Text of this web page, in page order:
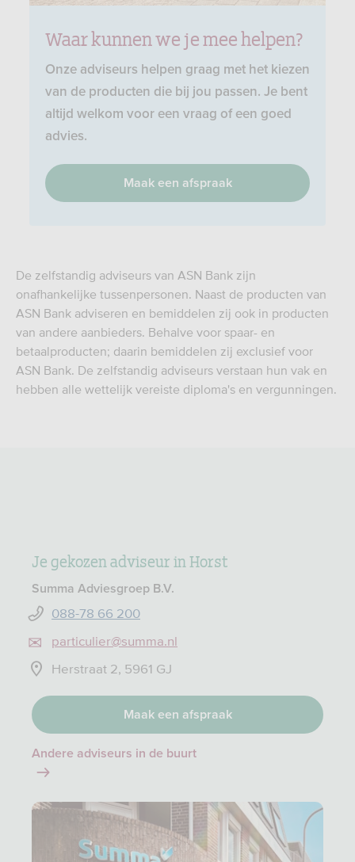
Waar kunnen we je mee helpen?
Onze adviseurs helpen graag met het kiezen
van de producten die bij jou passen. Je bent
altijd welkom voor een vraag of een goed
advies.
Maak een afspraak
De zelfstandig adviseurs van ASN Bank zijn
onafhankelijke tussenpersonen. Naast de producten van
ASN Bank adviseren en bemiddelen zij ook in producten
van andere aanbieders. Behalve voor spaar- en
betaalproducten; daarin bemiddelen zij exclusief voor
ASN Bank. De zelfstandig adviseurs verstaan hun vak en
hebben alle wettelijk vereiste diploma's en vergunningen.
Je gekozen adviseur in Horst
Summa Adviesgroep B.V.
088-78 66 200
particulier@summa.nl
Herstraat 2, 5961 GJ
Maak een afspraak
Andere adviseurs in de buurt